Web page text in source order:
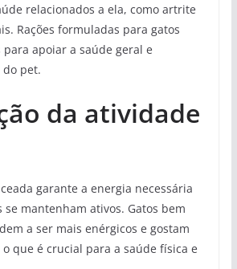
relacionados a ela, como artrite
Rações formuladas para gatos
para apoiar a saúde geral e
pet.
da atividade
garante a energia necessária
se mantenham ativos. Gatos bem
a ser mais enérgicos e gostam
que é crucial para a saúde física e